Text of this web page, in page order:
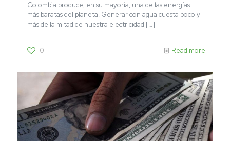
Colombia produce, en su mayoría, una de las energías
más baratas del planeta. Generar con agua cuesta poco y
más de la mitad de nuestra electricidad […]
0 Read more